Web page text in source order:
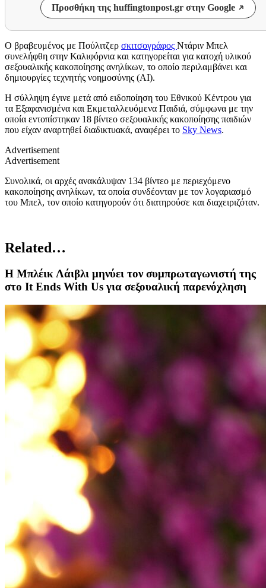
Προσθήκη της huffingtonpost.gr στην Google
Ο βραβευμένος με Πούλιτζερ σκιτσογράφος Ντάριν Μπελ
συνελήφθη στην Καλιφόρνια και κατηγορείται για κατοχή υλικού
σεξουαλικής κακοποίησης ανηλίκων, το οποίο περιλαμβάνει και
δημιουργίες τεχνητής νοημοσύνης (AI).
Η σύλληψη έγινε μετά από ειδοποίηση του Εθνικού Κέντρου για
τα Εξαφανισμένα και Εκμεταλλευόμενα Παιδιά, σύμφωνα με την
οποία εντοπίστηκαν 18 βίντεο σεξουαλικής κακοποίησης παιδιών
που είχαν αναρτηθεί διαδικτυακά, αναφέρει το Sky News.
Advertisement
Advertisement
Συνολικά, οι αρχές ανακάλυψαν 134 βίντεο με περιεχόμενο
κακοποίησης ανηλίκων, τα οποία συνδέονταν με τον λογαριασμό
του Μπελ, τον οποίο κατηγορούν ότι διατηρούσε και διαχειριζόταν.
Related…
Η Μπλέικ Λάιβλι μηνύει τον συμπρωταγωνιστή της
στο It Ends With Us για σεξουαλική παρενόχληση